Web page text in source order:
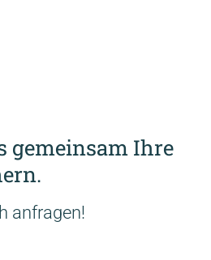
gemeinsam Ihre
anfragen!